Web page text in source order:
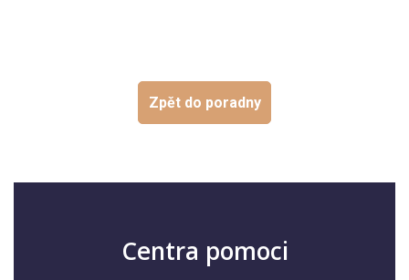
Zpět do poradny
Centra pomoci